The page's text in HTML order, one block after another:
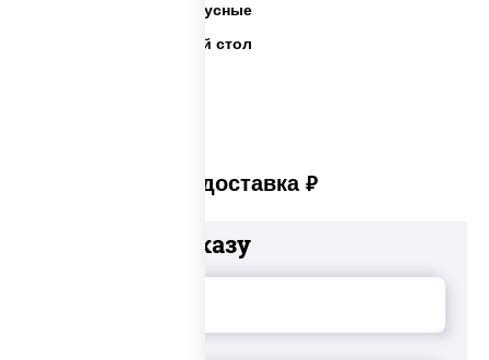
Салаты недорогие и вкусные
Салаты на праздничный стол
Платная доставка руб
Добавьте к заказу